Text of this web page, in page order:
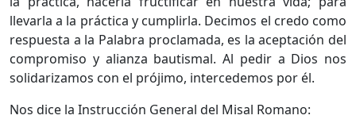
llevarla a la práctica y cumplirla. Decimos el credo como
respuesta a la Palabra proclamada, es la aceptación del
compromiso y alianza bautismal. Al pedir a Dios nos
solidarizamos con el prójimo, intercedemos por él.
Nos dice la Instrucción General del Misal Romano: